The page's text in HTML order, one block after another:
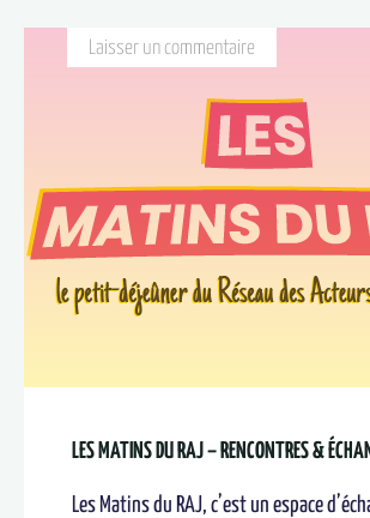
Laisser un commentaire
LES MATINS DU RAJ – RENCONTRES &
Les Matins du RAJ, c’est un espace